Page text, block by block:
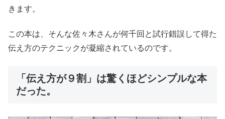
きます。
この本は、そんな佐々木さんが何千回と試行錯誤して得た
伝え方のテクニックが凝縮されているのです。
「伝え方が９割」は驚くほどシンプルな本
だった。